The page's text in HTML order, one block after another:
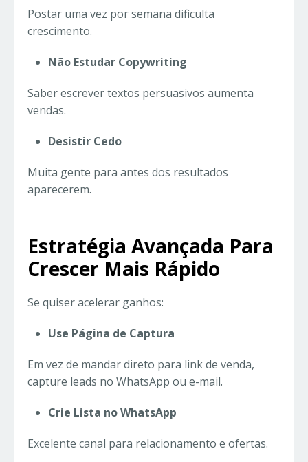
Postar uma vez por semana dificulta
crescimento.
Não Estudar Copywriting
Saber escrever textos persuasivos aumenta
vendas.
Desistir Cedo
Muita gente para antes dos resultados
aparecerem.
Estratégia Avançada Para
Crescer Mais Rápido
Se quiser acelerar ganhos:
Use Página de Captura
Em vez de mandar direto para link de venda,
capture leads no WhatsApp ou e-mail.
Crie Lista no WhatsApp
Excelente canal para relacionamento e ofertas.